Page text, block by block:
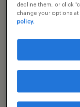
contact email
25465
decline them, or click
change your options
policy.